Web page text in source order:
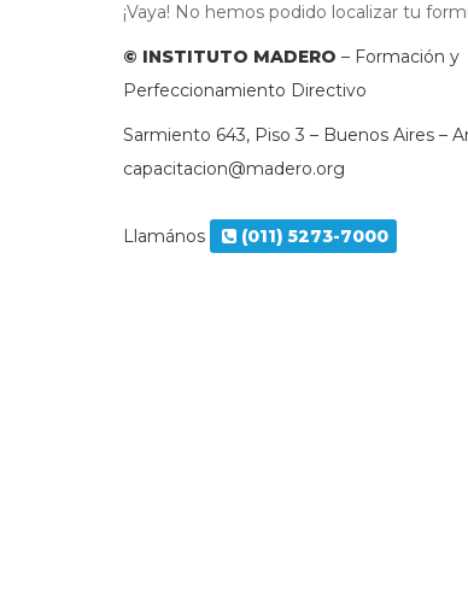
¡Vaya! No hemos podido localizar tu
© INSTITUTO MADERO – Formación y
Perfeccionamiento Directivo
Sarmiento 643, Piso 3 – Buenos Aires –
capacitacion@madero.org
Llamános (011) 5273-7000